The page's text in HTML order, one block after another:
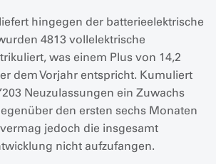
hingegen der batterieelektrische
4813 vollelektrische
was einem Plus von 14,2
dem Vorjahr entspricht. Kumuliert
Neuzulassungen ein Zuwachs
den ersten sechs Monaten
jedoch die insgesamt
nicht aufzufangen.